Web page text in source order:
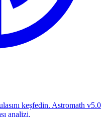
keşfedin. Astromath v5.0
analizi.